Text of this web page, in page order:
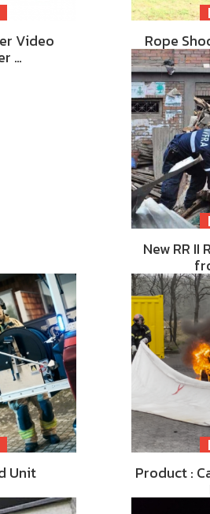
Video
…
Rope
New RR II
Unit Product :